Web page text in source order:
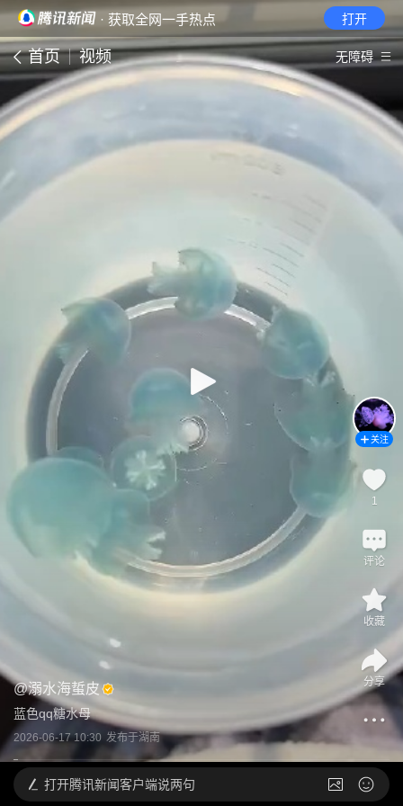
· 获取全网一手热点 打开
首页 视频 无障碍
@溺水海蜇皮
蓝色qq糖水母
2026-06-17 10:30 发布于湖南
关注
1
评论
收藏
分享
打开腾讯新闻客户端说两句